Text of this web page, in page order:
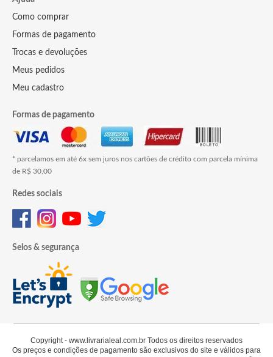
Como comprar
Formas de pagamento
Trocas e devoluções
Meus pedidos
Meu cadastro
Formas de pagamento
* parcelamos em até 6x sem juros nos cartões de crédito com parcela mínima
de R$ 30,00
Redes sociais
Selos & segurança
Copyright - www.livrarialeal.com.br Todos os direitos reservados
Os preços e condições de pagamento são exclusivos do site e válidos para